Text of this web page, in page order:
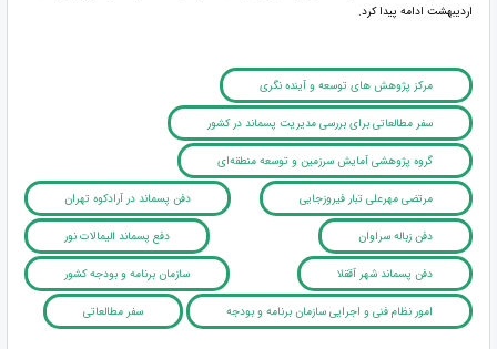
اردیبهشت ادامه پیدا کرد.
مرکز پژوهش های توسعه و آینده نگری
سفر مطالعاتی برای بررسی مدیریت پسماند در کشور
گروه پژوهشی آمایش سرزمین و توسعه منطقه‌ای
مرتضی مهرعلی تبار فیروزجایی دفن پسماند در آرادکوه تهران
دفن زباله سراوان دفع پسماند الیمالات نور
دفن پسماند شهر آققلا سازمان برنامه و بودجه کشور
امور نظام فنی و اجرایی سازمان برنامه و بودجه سفر مطالعاتی